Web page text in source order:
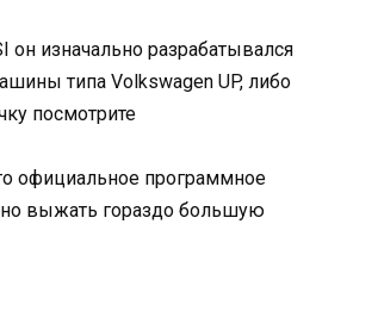
он изначально разрабатывался
типа Volkswagen UP, либо
посмотрите
официальное программное
выжать гораздо большую